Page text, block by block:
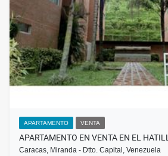
APARTAMENTO VENTA
APARTAMENTO EN VENTA EN EL
Caracas, Miranda - Dtto. Capital, Venezuela